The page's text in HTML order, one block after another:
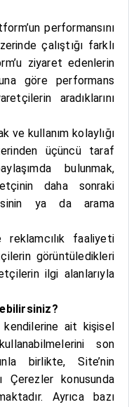
performansını
çalıştığı farklı
ziyaret edenlerin
göre performans
aradıklarını
ve kullanım kolaylığı
üçüncü taraf
bulunmak,
daha sonraki
ya da arama
faaliyeti
görüntüledikleri
ilgi alanlarıyla
kendilerine ait kişisel
son
birlikte, Site’nin
Çerezler konusunda
Ayrıca bazı